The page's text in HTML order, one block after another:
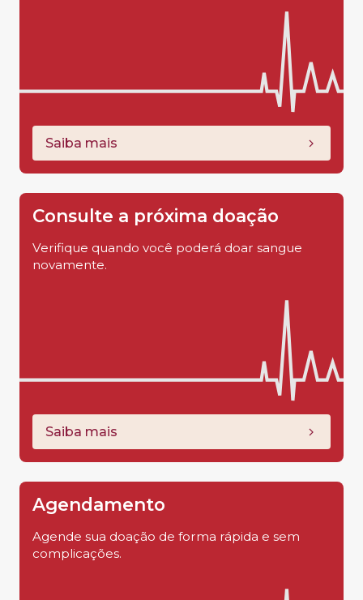
Saiba mais
Consulte a próxima doação
Verifique quando você poderá doar sangue
novamente.
Saiba mais
Agendamento
Agende sua doação de forma rápida e sem
complicações.